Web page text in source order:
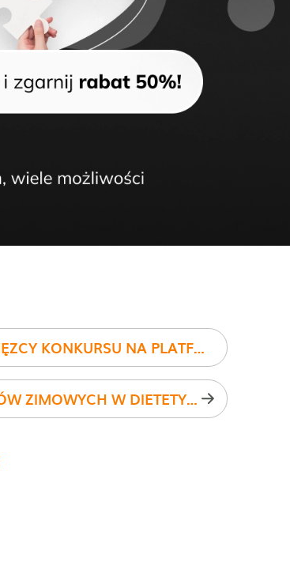
OGŁOSZENIE ZWYCIĘZCY KONKURSU NA PLATFORMĘ EDU DIETETYKPRO
25 NOWYCH PRZEPISÓW ZIMOWYCH W DIETETYKPRO